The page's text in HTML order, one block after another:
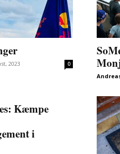
2023 0
Kæmpe
i